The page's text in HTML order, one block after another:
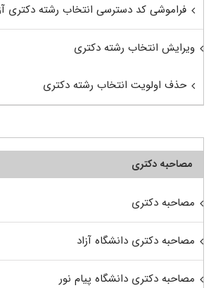
فراموشی کد دسترسی انتخاب رشته دکتری
ویرایش انتخاب رشته دکتری
حذف اولویت انتخاب رشته دکتری
مصاحبه دکتری
مصاحبه دکتری
مصاحبه دکتری دانشگاه آزاد
مصاحبه دکتری دانشگاه پیام نور